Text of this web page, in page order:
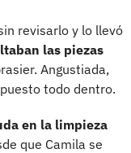
revisarlo y lo llevó
las piezas
Angustiada,
todo dentro.
en la limpieza
que Camila se